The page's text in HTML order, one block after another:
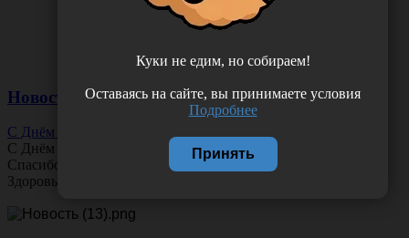
Новости
С Днём Офтальмолога!
С Днём
Спасибо за ясное зрение и заботу о пациентах.
Здоровья вам и новых профессиональных побед!
Куки не едим, но собираем!
Оставаясь на сайте, вы принимаете условия
Подробнее
Принять